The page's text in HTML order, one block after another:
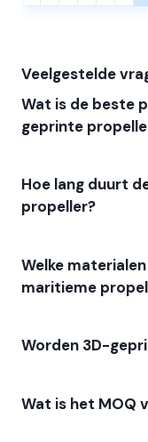
Veelgestelde
Wat is de beste
geprinte
Hoe lang duurt
propeller?
Welke
maritieme
Worden 3D-
Wat is het MOQ